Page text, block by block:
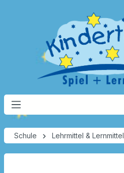
Schule Lehrmittel & Lernmittel